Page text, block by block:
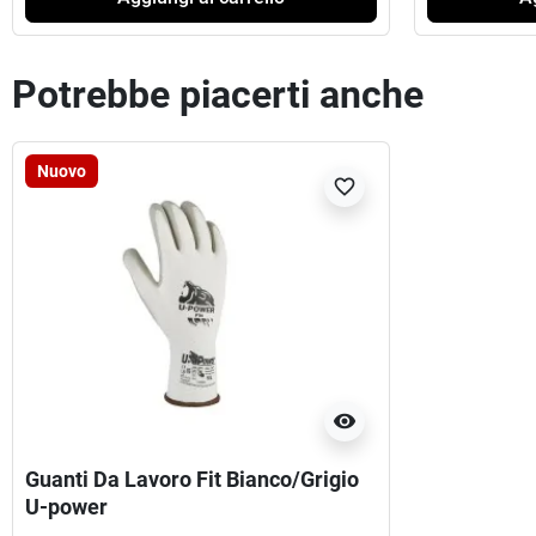
Potrebbe piacerti anche
Nuovo
visibility
favorite_border
Guanti Da Lavoro Fit Bianco/Grigio
U-power